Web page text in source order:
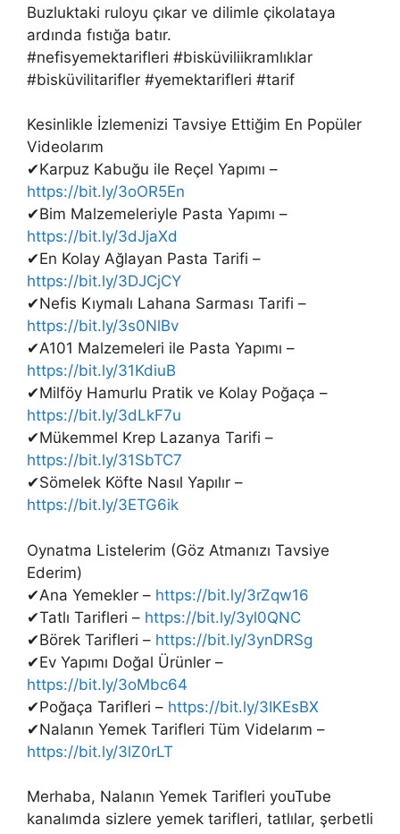
Buzluktaki ruloyu çıkar ve dilimle çikolataya
ardında fıstığa batır.
#nefisyemektarifleri #bisküviliikramlıklar
#bisküvilitarifler #yemektarifleri #tarif
Kesinlikle İzlemenizi Tavsiye Ettiğim En Popüler
Videolarım
✔Karpuz Kabuğu ile Reçel Yapımı –
https://bit.ly/3oOR5En
✔Bim Malzemeleriyle Pasta Yapımı –
https://bit.ly/3dJjaXd
✔En Kolay Ağlayan Pasta Tarifi –
https://bit.ly/3DJCjCY
✔Nefis Kıymalı Lahana Sarması Tarifi –
https://bit.ly/3s0NlBv
✔A101 Malzemeleri ile Pasta Yapımı –
https://bit.ly/31KdiuB
✔Milföy Hamurlu Pratik ve Kolay Poğaça –
https://bit.ly/3dLkF7u
✔Mükemmel Krep Lazanya Tarifi –
https://bit.ly/31SbTC7
✔Sömelek Köfte Nasıl Yapılır –
https://bit.ly/3ETG6ik
Oynatma Listelerim (Göz Atmanızı Tavsiye
Ederim)
✔Ana Yemekler – https://bit.ly/3rZqw16
✔Tatlı Tarifleri – https://bit.ly/3yl0QNC
✔Börek Tarifleri – https://bit.ly/3ynDRSg
✔Ev Yapımı Doğal Ürünler –
https://bit.ly/3oMbc64
✔Poğaça Tarifleri – https://bit.ly/3IKEsBX
✔Nalanın Yemek Tarifleri Tüm Videlarım –
https://bit.ly/3lZ0rLT
Merhaba, Nalanın Yemek Tarifleri youTube
kanalımda sizlere yemek tarifleri, tatlılar, şerbetli